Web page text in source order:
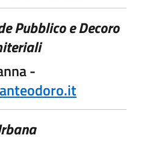
Pubblico e Decoro
-